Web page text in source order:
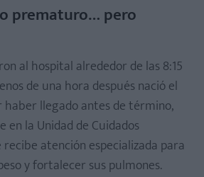
prematuro… pero
al hospital alrededor de las 8:15
de una hora después nació el
haber llegado antes de término,
en la Unidad de Cuidados
atención especializada para
y fortalecer sus pulmones.